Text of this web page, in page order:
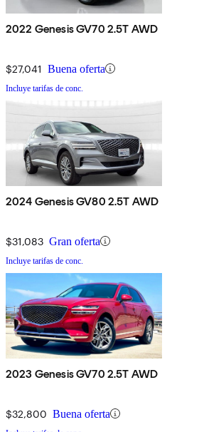
2022 Genesis GV70 2.5T AWD
$27,041 Buena oferta
Incluye tarifas de conc.
2024 Genesis GV80 2.5T AWD
$31,083 Gran oferta
Incluye tarifas de conc.
2023 Genesis GV70 2.5T AWD
$32,800 Buena oferta